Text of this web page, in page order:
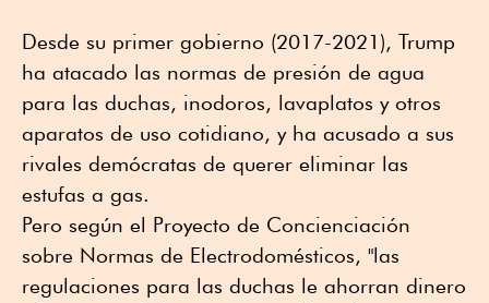
Desde su primer gobierno (2017-2021), Trump
ha atacado las normas de presión de agua
para las duchas, inodoros, lavaplatos y otros
aparatos de uso cotidiano, y ha acusado a sus
rivales demócratas de querer eliminar las
estufas a gas.
Pero según el Proyecto de Concienciación
sobre Normas de Electrodomésticos, "las
regulaciones para las duchas le ahorran dinero